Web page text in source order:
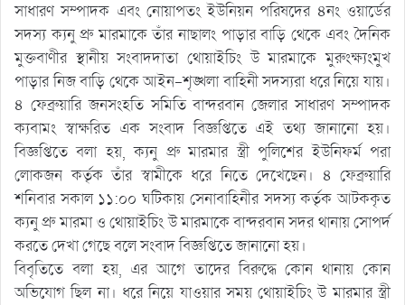
সাধারণ সম্পাদক এবং নোয়াপতং ইউনিয়ন পরিষদের ৪নং ওয়ার্ডের
সদস্য ক্যনু প্রু মারমাকে তাঁর নাছালং পাড়ার বাড়ি থেকে এবং দৈনিক
মুক্তবাণীর স্থানীয় সংবাদদাতা থোয়াইচিং উ মারমাকে মুরুংক্ষ্যংমুখ
পাড়ার নিজ বাড়ি থেকে আইন-শৃঙ্খলা বাহিনী সদস্যরা ধরে নিয়ে যায়।
৪ ফেব্রুয়ারি জনসংহতি সমিতি বান্দরবান জেলার সাধারণ সম্পাদক
ক্যবামং স্বাক্ষরিত এক সংবাদ বিজ্ঞপ্তিতে এই তথ্য জানানো হয়।
বিজ্ঞপ্তিতে বলা হয়, ক্যনু প্রু মারমার স্ত্রী পুলিশের ইউনিফর্ম পরা
লোকজন কর্তৃক তাঁর স্বামীকে ধরে নিতে দেখেছেন। ৪ ফেব্রুয়ারি
শনিবার সকাল ১১:০০ ঘটিকায় সেনাবাহিনীর সদস্য কর্তৃক আটককৃত
ক্যনু প্রু মারমা ও থোয়াইচিং উ মারমাকে বান্দরবান সদর থানায় সোপর্দ
করতে দেখা গেছে বলে সংবাদ বিজ্ঞপ্তিতে জানানো হয়।
বিবৃতিতে বলা হয়, এর আগে তাদের বিরুদ্ধে কোন থানায় কোন
অভিযোগ ছিল না। ধরে নিয়ে যাওয়ার সময় থোয়াইচিং উ মারমার স্ত্রী